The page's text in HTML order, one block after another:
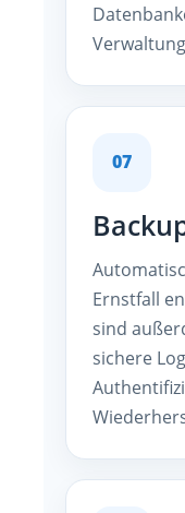
07
Ernstfall
sind
sichere